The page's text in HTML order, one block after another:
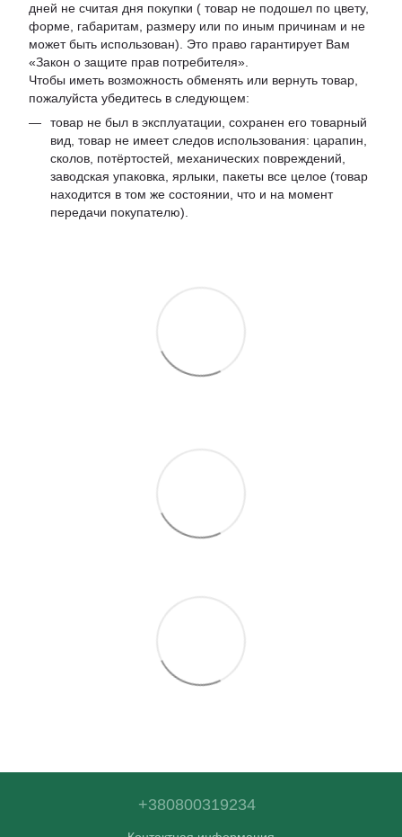
дней не считая дня покупки ( товар не подошел по цвету,
форме, габаритам, размеру или по иным причинам и не
может быть использован). Это право гарантирует Вам
«Закон о защите прав потребителя».
Чтобы иметь возможность обменять или вернуть товар,
пожалуйста убедитесь в следующем:
товар не был в эксплуатации, сохранен его товарный
вид, товар не имеет следов использования: царапин,
сколов, потёртостей, механических повреждений,
заводская упаковка, ярлыки, пакеты все целое (товар
находится в том же состоянии, что и на момент
передачи покупателю).
+380800319234